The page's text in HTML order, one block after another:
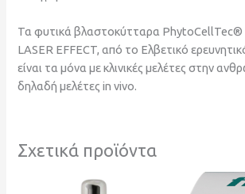
Τα φυτικά βλαστοκύτταρα PhytoCellTec®
LASER EFFECT, από το Ελβετικό
είναι τα μόνα με κλινικές μελέτες στην
δηλαδή μελέτες in vivo.
Σχετικά προϊόντα